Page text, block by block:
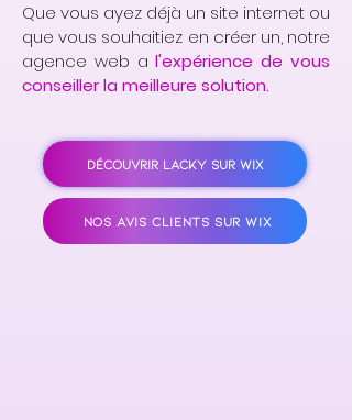
Que vous ayez déjà un site internet ou
que vous souhaitiez en créer un, notre
agence web al'expérience de vous
conseiller la meilleure solution.
DÉCOUVRIR LACKY SUR WIX
NOS AVIS CLIENTS SUR WIX